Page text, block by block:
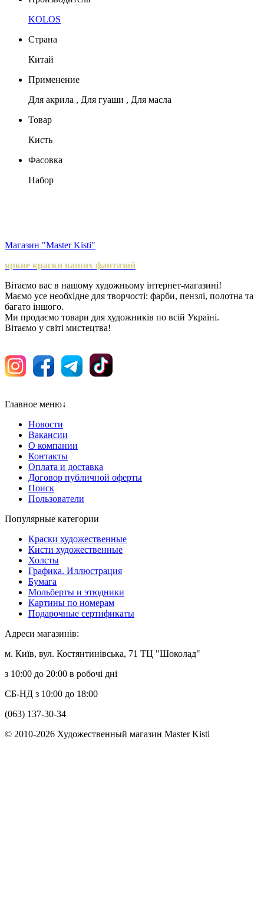
KOLOS
Страна
Китай
Применение
Для акрила , Для гуаши , Для масла
Товар
Кисть
Фасовка
Набор
Магазин "Master Kisti"
яркие краски ваших фантазий
Вітаємо вас в нашому художньому інтернет-магазині!
Маємо усе необхідне для творчості: фарби, пензлі, полотна та
багато іншого.
Ми продаємо товари для художників по всій Україні.
Вітаємо у світі мистецтва!
Главное меню↓
Новости
Вакансии
О компании
Контакты
Оплата и доставка
Договор публичной оферты
Поиск
Пользователи
Популярные категории
Краски художественные
Кисти художественные
Холсты
Графика. Иллюстрация
Бумага
Мольберты и этюдники
Картины по номерам
Подарочные сертификаты
Адреси магазинів:
м. Київ, вул. Костянтинівська, 71 ТЦ "Шоколад"
з 10:00 до 20:00 в робочі дні
СБ-НД з 10:00 до 18:00
(063) 137-30-34
© 2010-2026 Художественный магазин Master Kisti